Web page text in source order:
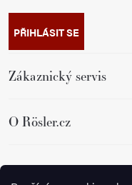
PŘIHLÁSIT SE
Zákaznický servis
O Rösler.cz